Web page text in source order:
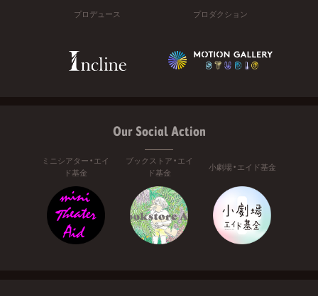
プロデュース プロダクション
Our Social Action
ミニシアター・エイ
ド基金
ブックストア・エイ
ド基金
小劇場・エイド基金